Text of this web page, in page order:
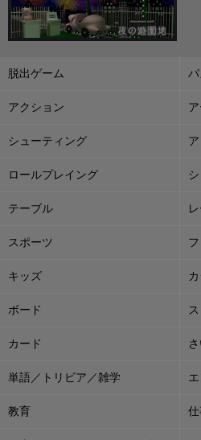
脱出ゲーム
アクション
シューティング
ロールプレイング
テーブル
スポーツ
キッズ
ボード
カード
単語／トリビア／雑学
教育